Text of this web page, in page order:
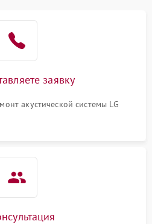
заявку
акустической системы LG